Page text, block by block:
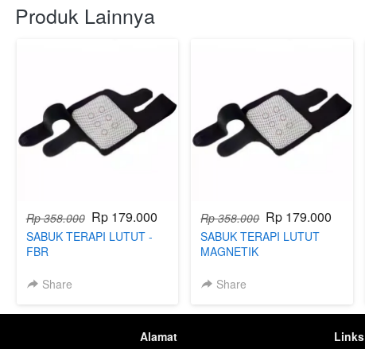
Produk Lainnya
Rp 358.000 Rp 179.000
SABUK TERAPI LUTUT -
FBR
Share
Rp 358.000 Rp 179.000
SABUK TERAPI LUTUT
MAGNETIK
Share
Alamat Links